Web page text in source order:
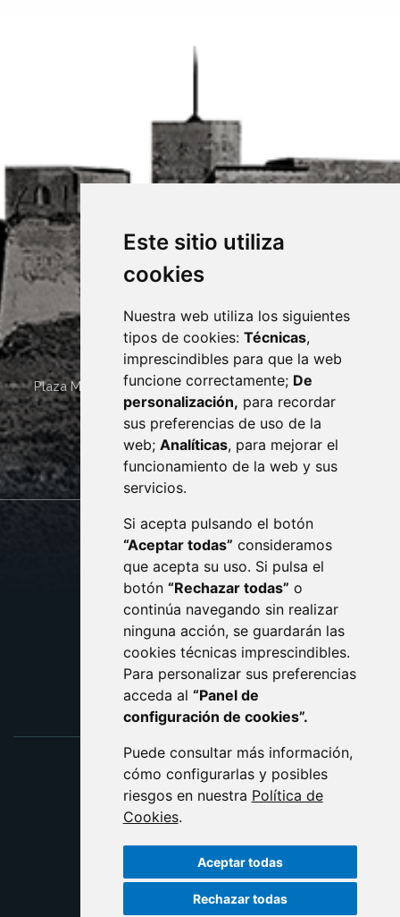
Este sitio utiliza
cookies
Nuestra web utiliza los siguientes
tipos de cookies: Técnicas,
imprescindibles para que la web
funcione correctamente; De
personalización, para recordar
sus preferencias de uso de la
web; Analíticas, para mejorar el
funcionamiento de la web y sus
servicios.
Si acepta pulsando el botón
“Aceptar todas” consideramos
que acepta su uso. Si pulsa el
botón “Rechazar todas” o
continúa navegando sin realizar
ninguna acción, se guardarán las
cookies técnicas imprescindibles.
Para personalizar sus preferencias
acceda al “Panel de
configuración de cookies”.
Puede consultar más información,
cómo configurarlas y posibles
riesgos en nuestra Política de
Cookies.
Aceptar todas
Rechazar todas
Plaza Mayor 4 22400 MONZÓN - ARAGÓN (ESPAÑA)
· (34) 974 400 700 ·
sac@monzon.es
monzon.es
CONTACTO
AVISO LEGAL
PROTECCIÓN DE DATOS
POLÍTICA DE COOKIES
ACCESIBILIDAD
ENLACE EXTERNO AL